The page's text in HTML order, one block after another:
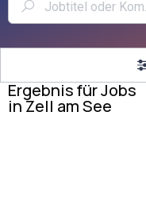
Ergebnis für Jobs
in Zell am See